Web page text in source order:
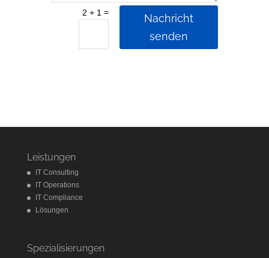
2 + 1 =
Nachricht
senden
Leistungen
IT Consulting
IT Operations
IT Compliance
Lösungen
Spezialisierungen